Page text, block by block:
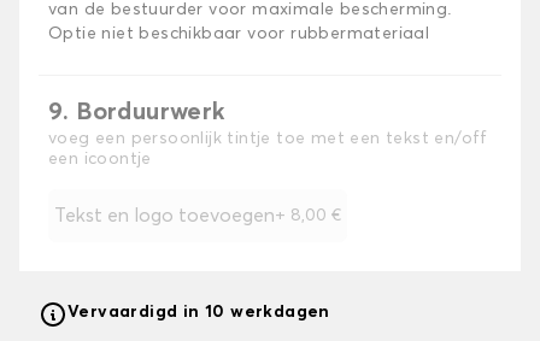
van de bestuurder voor maximale bescherming.
Optie niet beschikbaar voor rubbermateriaal
9. Borduurwerk
voeg een persoonlijk tintje toe met een tekst en/off
een icoontje
Tekst en logo toevoegen+ 8,00 €
Vervaardigd in 10 werkdagen